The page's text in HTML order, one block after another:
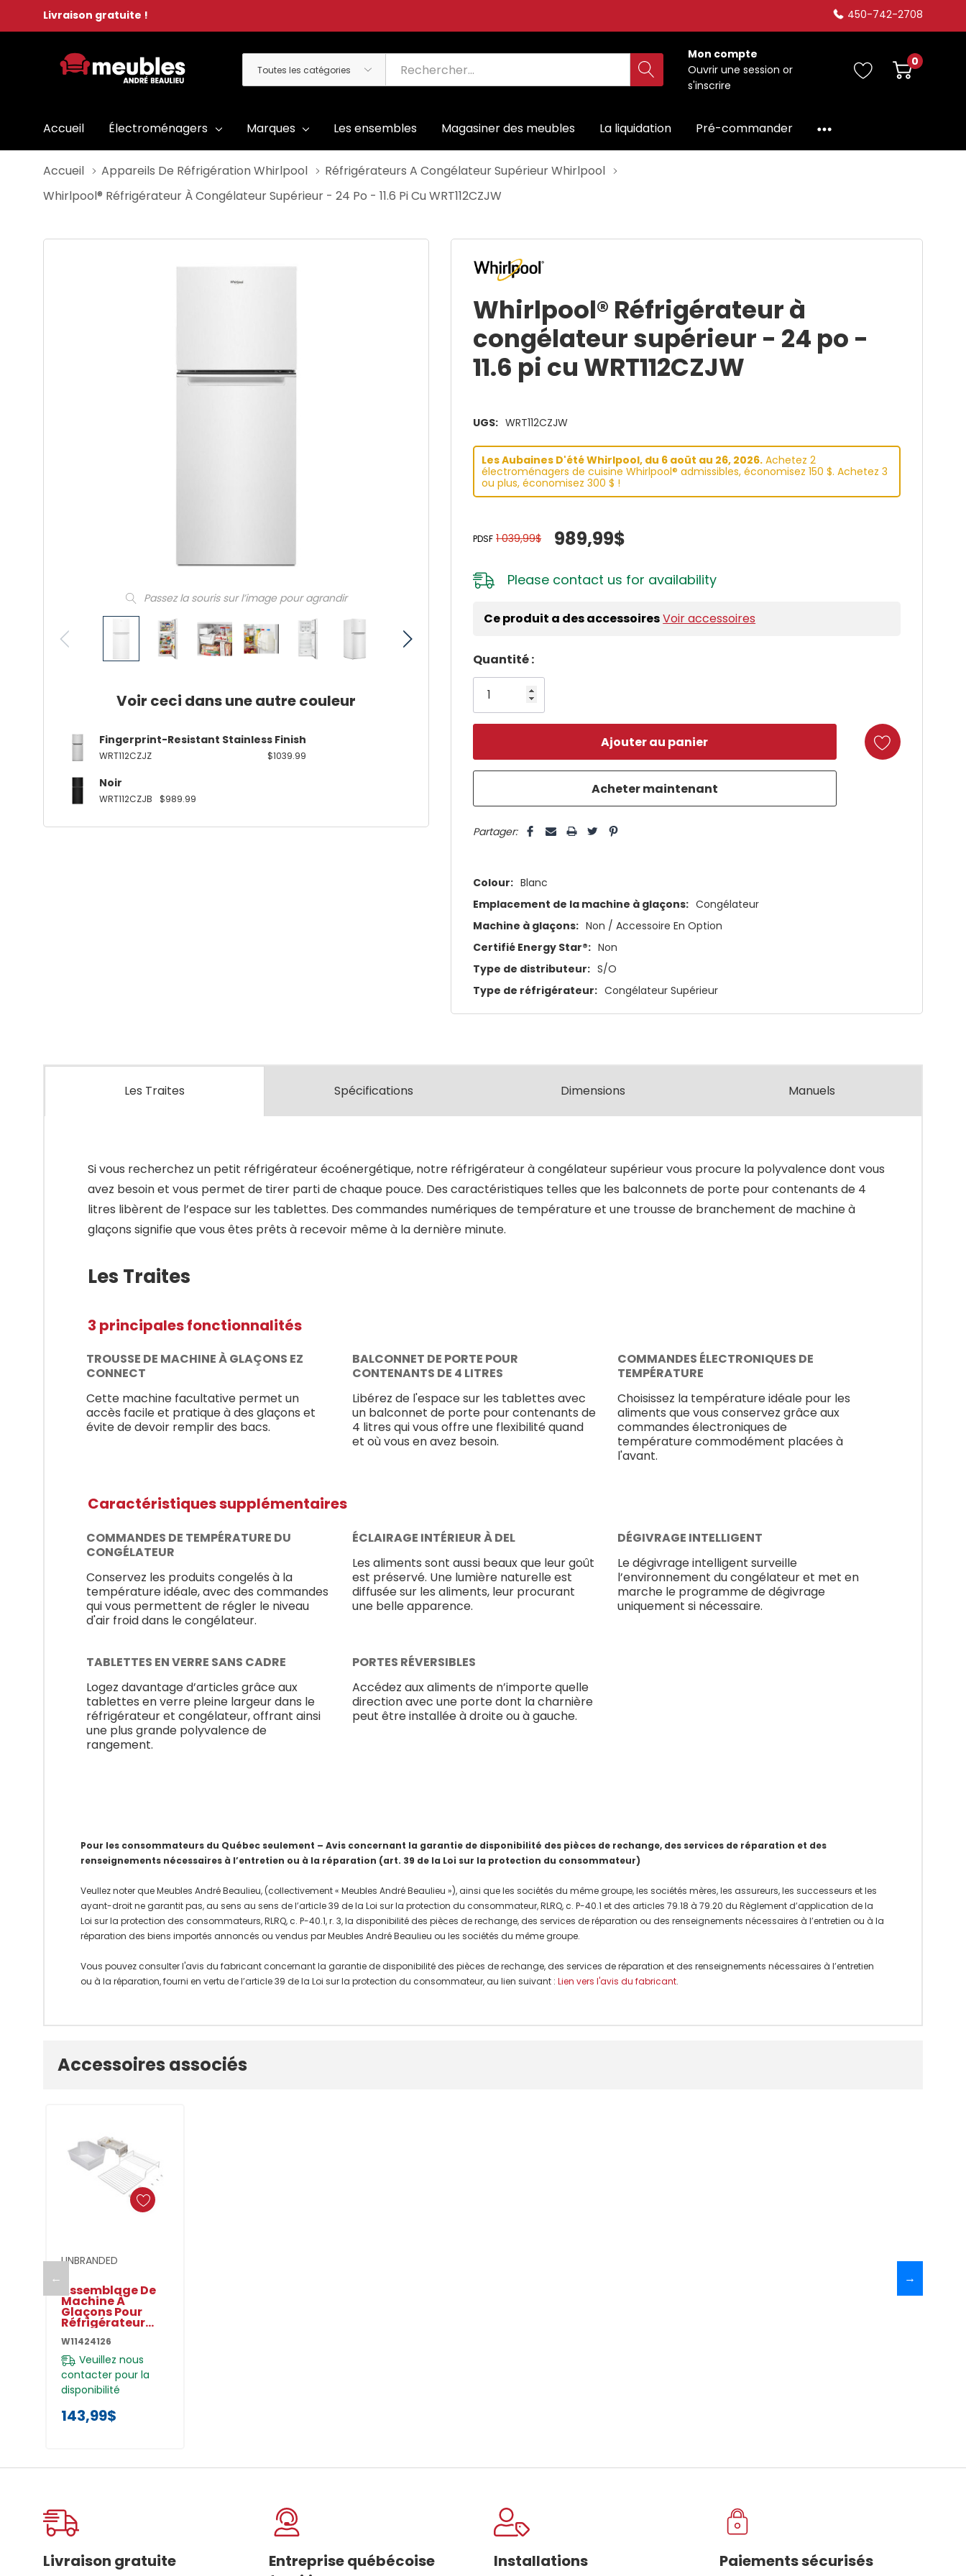
Livraison gratuite ! 450-742-2708
Toutes
les
Rechercher
Mon compte
Ouvrir une session or
s'inscrire
0
Accueil Électroménagers Marques Les ensembles Magasiner des meubles La liquidation Pré-commander
Accueil Appareils De Réfrigération Whirlpool
Réfrigérateurs A Congélateur Supérieur Whirlpool
Whirlpool® Réfrigérateur À Congélateur Supérieur - 24 Po - 11.6 Pi Cu WRT112CZJW
Passez la souris sur l’image pour agrandir
Voir ceci dans une autre couleur
Fingerprint-Resistant Stainless Finish
WRT112CZJZ $1039.99
Noir
WRT112CZJB $989.99
Whirlpool® Réfrigérateur à
congélateur supérieur - 24 po -
11.6 pi cu WRT112CZJW
UGS: WRT112CZJW
Les Aubaines D'été Whirlpool, du 6 aoüt au 26, 2026. Achetez 2
électroménagers de cuisine Whirlpool® admissibles, économisez 150 $. Achetez 3
ou plus, économisez 300 $ !
PDSF 1 039,99$ 989,99$
Please contact us for availability
Ce produit a des accessoiresVoir accessoires
Dépêchez-
vous!
plus
Quantité :
Partager:
Colour: Blanc
Emplacement de la machine à glaçons: Congélateur
Machine à glaçons: Non / Accessoire En Option
Certifié Energy Star®: Non
Type de distributeur: S/O
Type de réfrigérateur: Congélateur Supérieur
Les Traites Spécifications Dimensions Manuels
Si vous recherchez un petit réfrigérateur écoénergétique, notre réfrigérateur à congélateur supérieur vous procure la polyvalence dont vous
avez besoin et vous permet de tirer parti de chaque pouce. Des caractéristiques telles que les balconnets de porte pour contenants de 4
litres libèrent de l’espace sur les tablettes. Des commandes numériques de température et une trousse de branchement de machine à
glaçons signifie que vous êtes prêts à recevoir même à la dernière minute.
Les Traites
3 principales fonctionnalités
TROUSSE DE MACHINE À GLAÇONS EZ
CONNECT
Cette machine facultative permet un
accès facile et pratique à des glaçons et
évite de devoir remplir des bacs.
BALCONNET DE PORTE POUR
CONTENANTS DE 4 LITRES
Libérez de l'espace sur les tablettes avec
un balconnet de porte pour contenants de
4 litres qui vous offre une flexibilité quand
et où vous en avez besoin.
COMMANDES ÉLECTRONIQUES DE
TEMPÉRATURE
Choisissez la température idéale pour les
aliments que vous conservez grâce aux
commandes électroniques de
température commodément placées à
l'avant.
Caractéristiques supplémentaires
COMMANDES DE TEMPÉRATURE DU
CONGÉLATEUR
Conservez les produits congelés à la
température idéale, avec des commandes
qui vous permettent de régler le niveau
d'air froid dans le congélateur.
ÉCLAIRAGE INTÉRIEUR À DEL
Les aliments sont aussi beaux que leur goût
est préservé. Une lumière naturelle est
diffusée sur les aliments, leur procurant
une belle apparence.
DÉGIVRAGE INTELLIGENT
Le dégivrage intelligent surveille
l’environnement du congélateur et met en
marche le programme de dégivrage
uniquement si nécessaire.
TABLETTES EN VERRE SANS CADRE
Logez davantage d’articles grâce aux
tablettes en verre pleine largeur dans le
réfrigérateur et congélateur, offrant ainsi
une plus grande polyvalence de
rangement.
PORTES RÉVERSIBLES
Accédez aux aliments de n’importe quelle
direction avec une porte dont la charnière
peut être installée à droite ou à gauche.
Pour les consommateurs du Québec seulement – Avis concernant la garantie de disponibilité des pièces de rechange, des services de réparation et des
renseignements nécessaires à l’entretien ou à la réparation (art. 39 de la Loi sur la protection du consommateur)
Veullez noter que Meubles André Beaulieu, (collectivement « Meubles André Beaulieu »), ainsi que les sociétés du même groupe, les sociétés mères, les assureurs, les successeurs et les
ayant-droit ne garantit pas, au sens au sens de l’article 39 de la Loi sur la protection du consommateur, RLRQ, c. P-40.1 et des articles 79.18 à 79.20 du Règlement d’application de la
Loi sur la protection des consommateurs, RLRQ, c. P-40.1, r. 3, la disponibilité des pièces de rechange, des services de réparation ou des renseignements nécessaires à l’entretien ou à la
réparation des biens importés annoncés ou vendus par Meubles André Beaulieu ou les sociétés du même groupe.
Vous pouvez consulter l'avis du fabricant concernant la garantie de disponibilité des pièces de rechange, des services de réparation et des renseignements nécessaires à l’entretien
ou à la réparation, fourni en vertu de l’article 39 de la Loi sur la protection du consommateur, au lien suivant : Lien vers l'avis du fabricant.
personnalisé
Accessoires associés
←
UNBRANDED
Assemblage De
Machine À
Glaçons Pour
Réfrigérateur
W11424126
W11424126
Veuillez nous
contacter pour la
disponibilité
143,99$
→
Livraison gratuite
Entreprise québécoise
Installations Paiements sécurisés